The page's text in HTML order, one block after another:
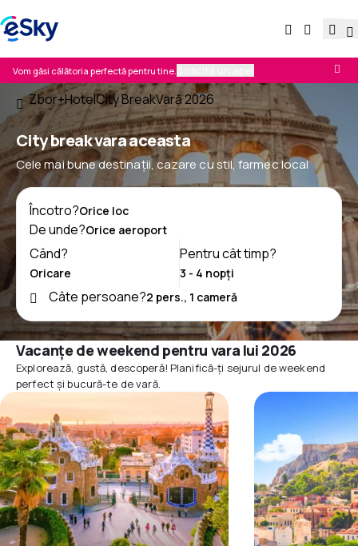
Vom găsi călătoria perfectă pentru tine.
Zbor+HotelCity BreakVară 2026
City break vara aceasta
Cele mai bune destinații, cazare cu stil, farmec local
Încotro?
De unde?
Când?
Pentru cât timp?
Câte persoane?
Vacanțe de weekend pentru vara lui 2026
Explorează, gustă, descoperă! Planifică-ți sejurul de weekend
perfect și bucură-te de vară.